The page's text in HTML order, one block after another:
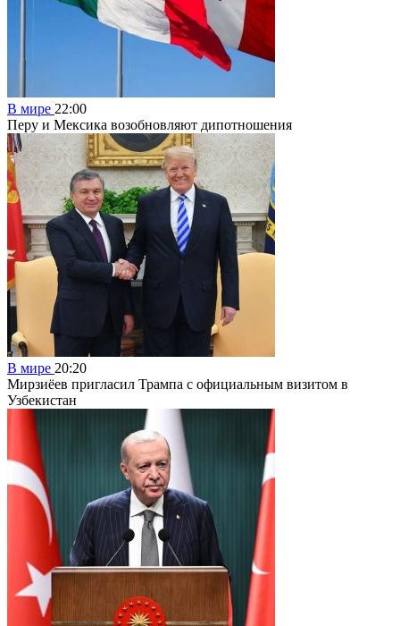
В мире 22:00
Перу и Мексика возобновляют дипотношения
В мире 20:20
Мирзиёев пригласил Трампа с официальным визитом в
Узбекистан